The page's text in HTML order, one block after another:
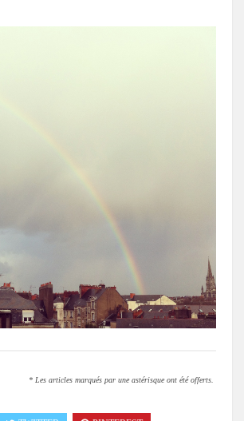
* Les articles marqués par une astérisque ont été offerts.